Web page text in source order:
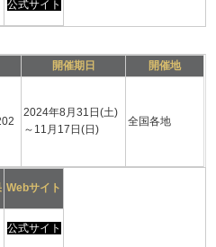
公式サイト
開催期日
開催地
2024年8月31日(土)
～11月17日(日)
全国各地
Webサイト
公式サイト